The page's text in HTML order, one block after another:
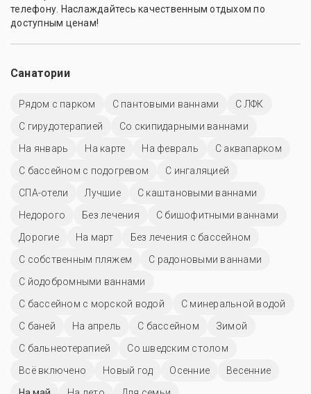
телефону. Наслаждайтесь качественным отдыхом по
доступным ценам!
Санатории
Рядом с парком С пантовыми ваннами
С ЛФК
С гирудотерапией
Со скипидарными ваннами
На январь
На карте На февраль
С аквапарком
С бассейном с подогревом
С ингаляцией
СПА-отели
Лучшие
С каштановыми ваннами
Недорого
Без лечения
С бишофитными ваннами
Дорогие
На март
Без лечения с бассейном
С собственным пляжем
С радоновыми ваннами
С йодобромными ваннами
С бассейном с морской водой
С минеральной водой
С баней
На апрель C бассейном
Зимой
С бальнеотерапией
Со шведским столом
Всё включено
Новый год Осенние
Весенние